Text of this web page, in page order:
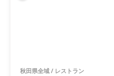
秋田県全域/ レストラン